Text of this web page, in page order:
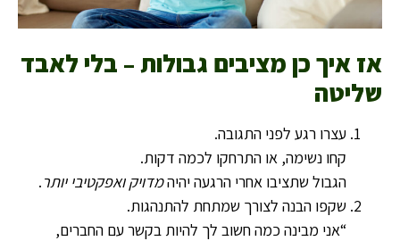
אז איך כן מציבים גבולות – בלי לאבד
שליטה
עצרו רגע לפני התגובה.
קחו נשימה, או התרחקו לכמה דקות.
הגבול שתציבו אחרי הרגעה יהיהמדויק ואפקטיבי יותר.
שקפו הבנה לצורך שמתחת להתנהגות.
“אני מבינה כמה חשוב לך להיות בקשר עם החברים,